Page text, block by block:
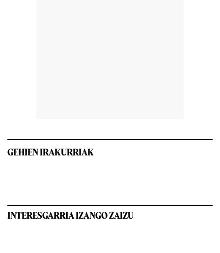
GEHIEN IRAKURRIAK
INTERESGARRIA IZANGO ZAIZU